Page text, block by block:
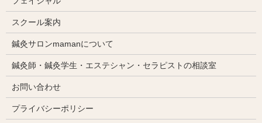
スクール案内
鍼灸サロンmamanについて
鍼灸師・鍼灸学生・エステシャン・セラピストの相談室
お問い合わせ
プライバシーポリシー